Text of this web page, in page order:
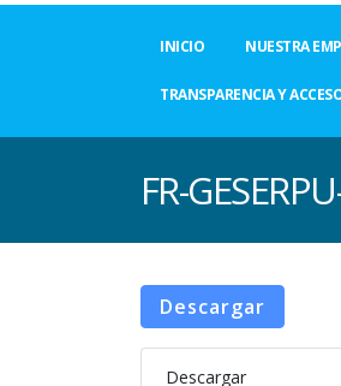
INICIO NUESTRA
TRANSPARENCIA Y
FR-
Descargar
Descargar